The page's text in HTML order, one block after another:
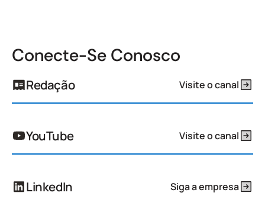
Conecte-Se Conosco
Redação Visite o canal
YouTube Visite o canal
LinkedIn Siga a empresa